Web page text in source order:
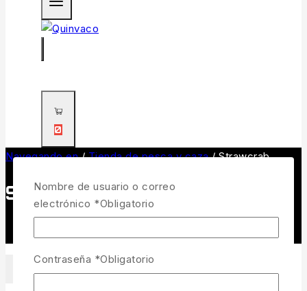
0
Navegando en / Tienda de pesca y caza / Strawcrab
Strawcrab
Nombre de usuario o correo
electrónico *Obligatorio
Contraseña *Obligatorio